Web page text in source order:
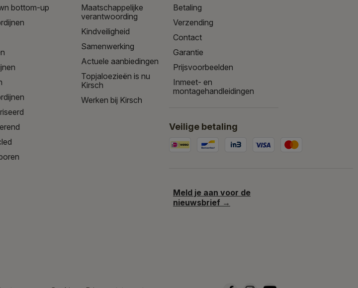
bottom-up
Maatschappelijke
verantwoording
Kindveiligheid
Samenwerking
Actuele aanbiedingen
Topjaloezieën is nu
Kirsch
Werken bij Kirsch
Betaling
Verzending
Contact
Garantie
Prijsvoorbeelden
Inmeet- en
montagehandleidingen
Veilige betaling
Meld je aan voor de
nieuwsbrief →